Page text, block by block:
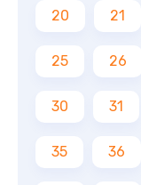
20 21
25 26
30 31
35 36